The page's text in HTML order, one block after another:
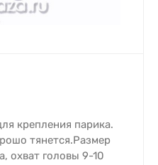
крепления парика.
тянется. ​Размер
охват головы 9-10